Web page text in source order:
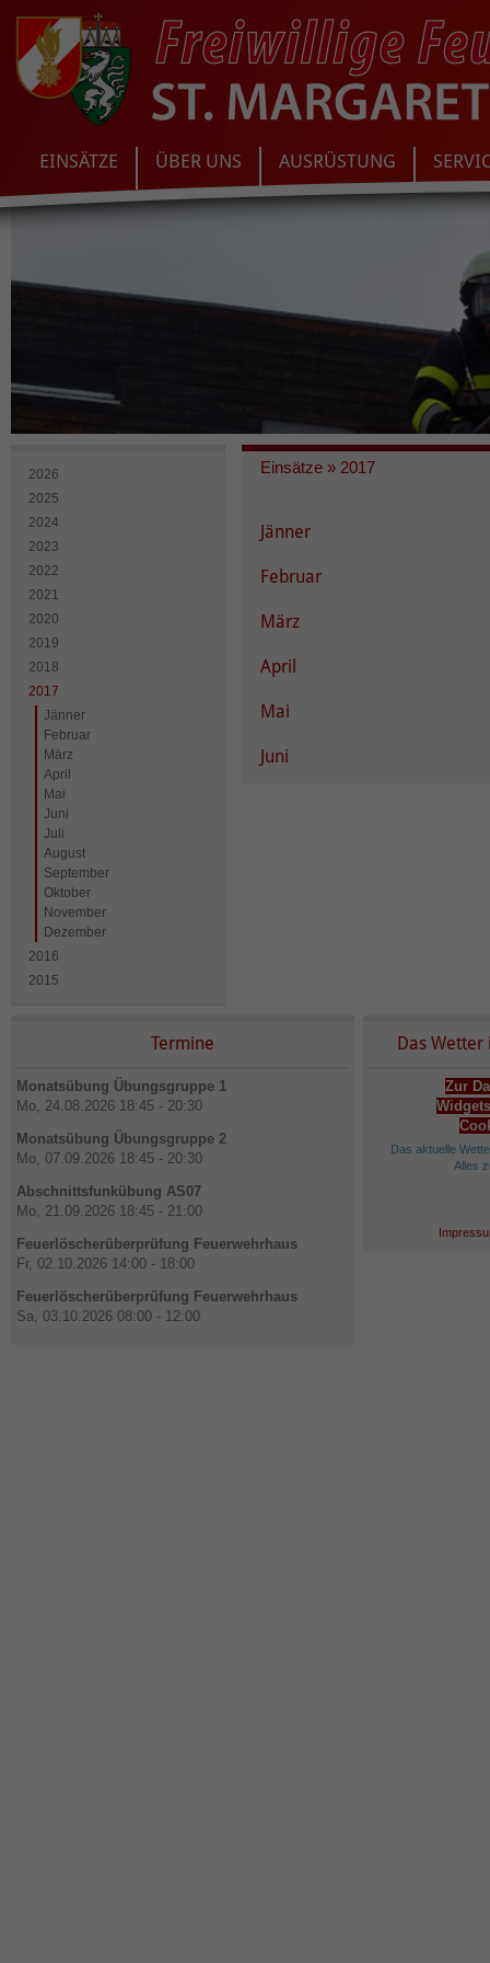
EINSÄTZE ÜBER UNS AUSRÜSTUNG
2026
2025
2024
2023
2022
2021
2020
2019
2018
2017
Jänner
Februar
März
April
Mai
Juni
Juli
August
September
Oktober
November
Dezember
2016
2015
Einsätze » 2017
Jänner
Februar
März
April
Mai
Juni
Termine
Monatsübung Übungsgruppe 1
Mo, 24.08.2026 18:45 - 20:30
Monatsübung Übungsgruppe 2
Mo, 07.09.2026 18:45 - 20:30
Abschnittsfunkübung AS07
Mo, 21.09.2026 18:45 - 21:00
Feuerlöscherüberprüfung Feuerwehrhaus
Fr, 02.10.2026 14:00 - 18:00
Feuerlöscherüberprüfung Feuerwehrhaus
Sa, 03.10.2026 08:00 - 12:00
Das Wetter
Zur
Das aktuelle
Alles